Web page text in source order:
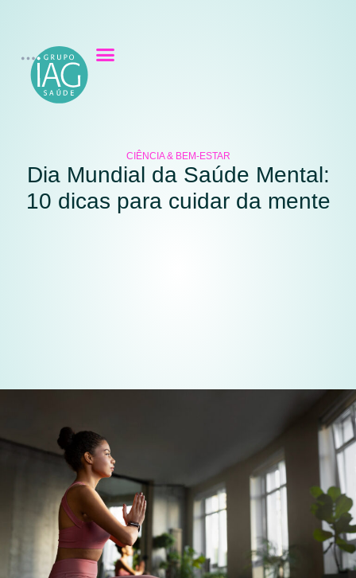
CIÊNCIA & BEM-ESTAR
Dia Mundial da Saúde Mental:
10 dicas para cuidar da mente